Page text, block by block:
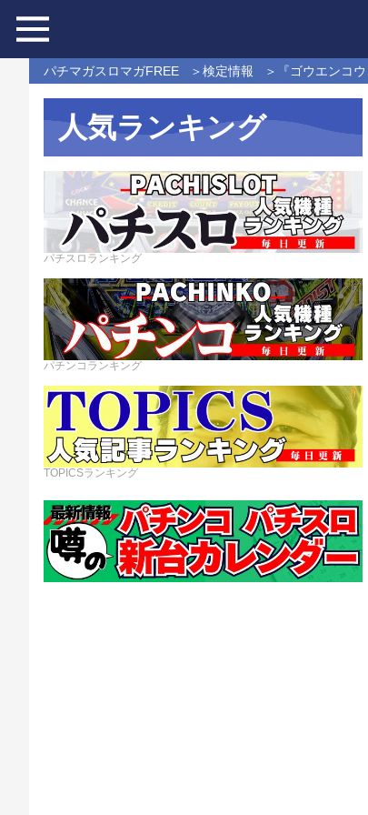
パチマガスロマガFREE 検定情報 『ゴウエンコ
人気ランキング
パチスロランキング
パチンコランキング
TOPICSランキング